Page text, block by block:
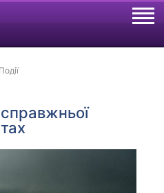
Події